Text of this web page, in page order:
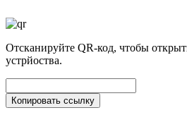
Отсканируйте QR-код, чтобы
устрйоства.